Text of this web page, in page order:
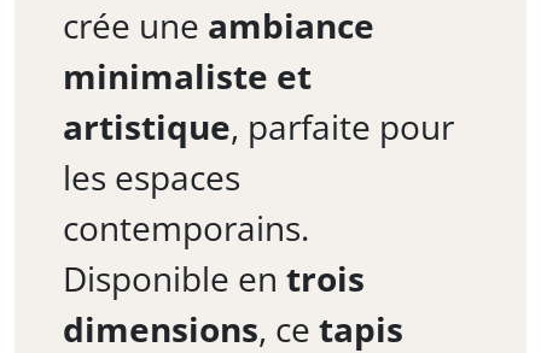
crée une ambiance
minimaliste et
artistique, parfaite pour
les espaces
contemporains.
Disponible en trois
dimensions, ce tapis